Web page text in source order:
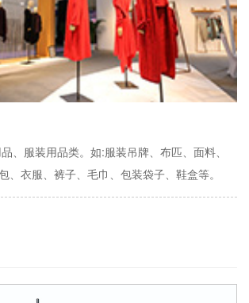
、服装用品类。如:服装吊牌、布匹、面料、
、衣服、裤子、毛巾、包装袋子、鞋盒等。